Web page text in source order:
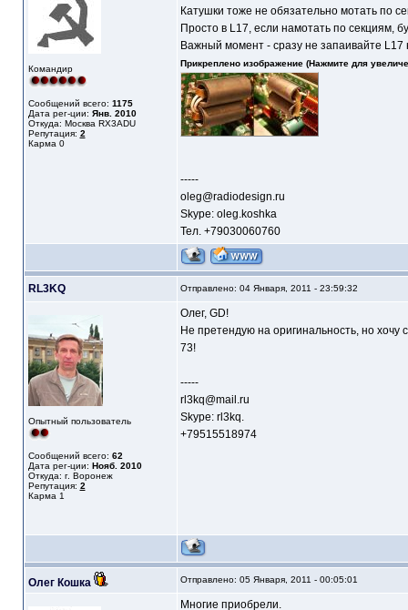
Командир
Сообщений всего: 1175
Дата рег-ции: Янв. 2010
Откуда: Москва RX3ADU
Репутация: 2
Карма 0
Катушки тоже не обязательно мотать по
Просто в L17, если намотать по секциям,
Важный момент - сразу не запаивайте L17
Прикреплено изображение (Нажмите для
-----
oleg@radiodesign.ru
Skype: oleg.koshka
Тел. +79030060760
RL3KQ Отправлено: 04 Января, 2011 - 23:59:32
Опытный пользователь
Сообщений всего: 62
Дата рег-ции: Нояб. 2010
Откуда: г. Воронеж
Репутация: 2
Карма 1
Олег, GD!
Не претендую на оригинальность, но
73!
-----
rl3kq@mail.ru
Skype: rl3kq.
+79515518974
Олег Кошка Отправлено: 05 Января, 2011 - 00:05:01
Многие приобрели.